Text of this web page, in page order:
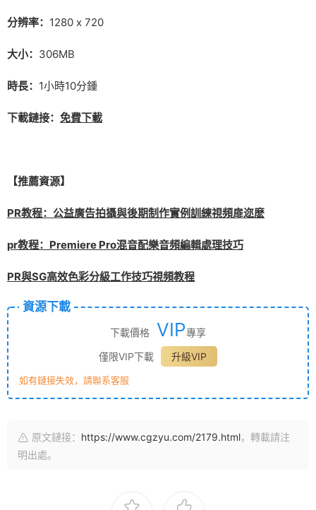
分辨率： 1280 x 720
大小： 306MB
時長： 1小時10分鍾
下載鏈接： 免費下載
【推薦資源】
PR教程：公益廣告拍攝與後期制作實例訓練視頻扉迩麽
pr教程：Premiere Pro混音配樂音頻編輯處理技巧
PR與SG高效色彩分級工作技巧視頻教程
資源下載
下載價格 VIP專享
僅限VIP下載
升級VIP
如有鏈接失效，請聯系客服
原文鏈接： https://www.cgzyu.com/2179.html，轉載請注
明出處。